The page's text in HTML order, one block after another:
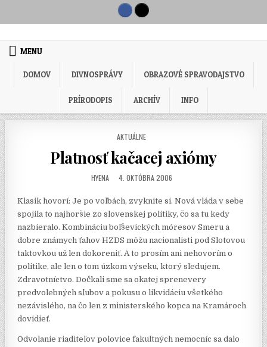
MENU
DOMOV DIVNOSPRÁVY OBRAZOVÉ SPRAVODAJSTVO
PRÍRODOPIS ARCHÍV INFO
POSTED IN
AKTUÁLNE
Platnosť kačacej axiómy
AUTHOR:
HYENA PUBLISHED DATE:
4. OKTÓBRA 2006
Klasik hovorí: Je po voľbách, zvyknite si. Nová vláda v sebe
spojila to najhoršie zo slovenskej politiky, čo sa tu kedy
nazbieralo. Kombináciu boľševických móresov Smeru a
dobre známych ťahov HZDS môžu nacionalisti pod Slotovou
taktovkou už len dokoreniť. A to prosím ani nehovorím o
politike, ale len o tom úzkom výseku, ktorý sledujem.
Zdravotníctvo. Dočkali sme sa okatej sprenevery
predvolebných sľubov a pokusu o likvidáciu všetkého
nezávislého, na čo len z ministerského kopca na Kramároch
dovidieť.
Odvolanie riaditeľov polovice fakultných nemocníc sa dalo